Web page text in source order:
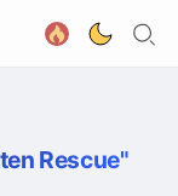
Rescue"